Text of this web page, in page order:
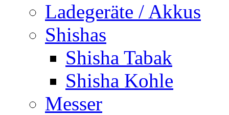
Ladegeräte / Akkus
Shishas
Shisha Tabak
Shisha Kohle
Messer